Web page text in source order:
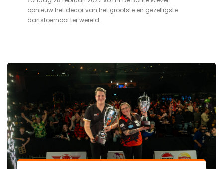
opnieuw het decor van het grootste en gezelligste
dartstoernooi ter wereld.